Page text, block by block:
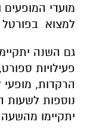
מועדי המופעים
למצוא בפורטל
גם השנה
פעילויות
הרקדות, מופעי
נוספות לשעות